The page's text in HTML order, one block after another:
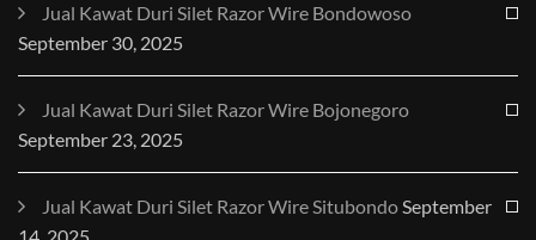
Jual Kawat Duri Silet Razor Wire Bondowoso
September 30, 2025
Jual Kawat Duri Silet Razor Wire Bojonegoro
September 23, 2025
Jual Kawat Duri Silet Razor Wire Situbondo September